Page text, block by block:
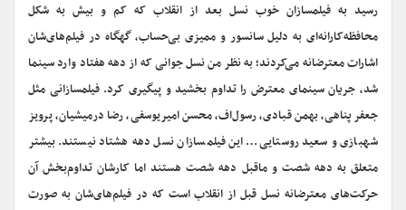
رسید به فیلمسازان خوب نسل بعد از انقلاب که کم و بیش به شکل
محافظه‌کارانه‌ای به دلیل سانسور و ممیزی بی‌حساب، گهگاه در فیلم‌های‌شان
اشارات معترضانه می‌کردند؛ به نظر من نسل جوانی که از دهه هفتاد وارد سینما
شد، جریان سینمای معترض را تداوم بخشید و پیگیری کرد. فیلمسازانی مثل
جعفر پناهی، بهمن قبادی، رسول‌اف، محسن امیریوسفی، رضا درمیشیان، پرویز
شهبازی و سعید روستایی… این فیلمسازان نسل دهه هشتاد نیستند. بیشتر
متعلق به دهه شصت و ماقبل دهه شصت هستند اما کارشان تداوم‌بخش آن
حرکت‌های معترضانه نسل قبل از انقلاب است که در فیلم‌های‌شان به صورت